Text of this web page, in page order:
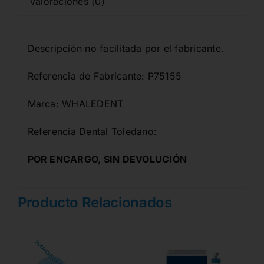
Descripción no facilitada por el fabricante.
Referencia de Fabricante: P75155
Marca: WHALEDENT
Referencia Dental Toledano:
POR ENCARGO, SIN DEVOLUCIÓN
Producto Relacionados